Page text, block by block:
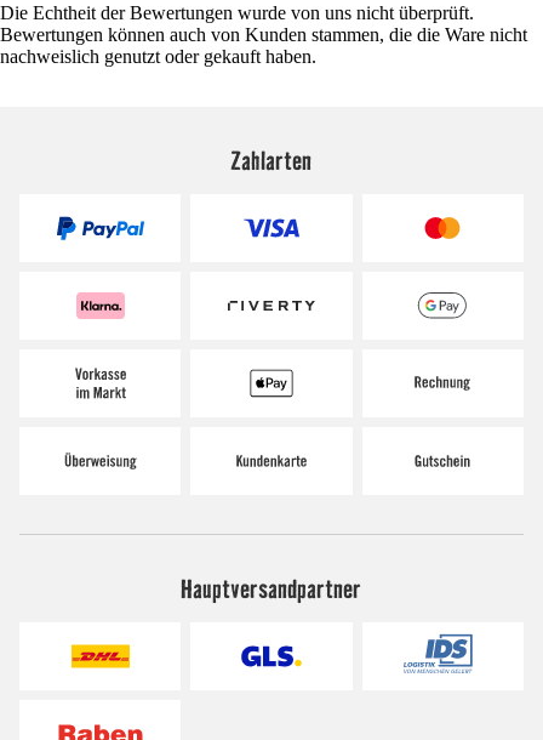
Die Echtheit der Bewertungen wurde von uns nicht überprüft.
Bewertungen können auch von Kunden stammen, die die Ware nicht
nachweislich genutzt oder gekauft haben.
Zahlarten
Hauptversandpartner